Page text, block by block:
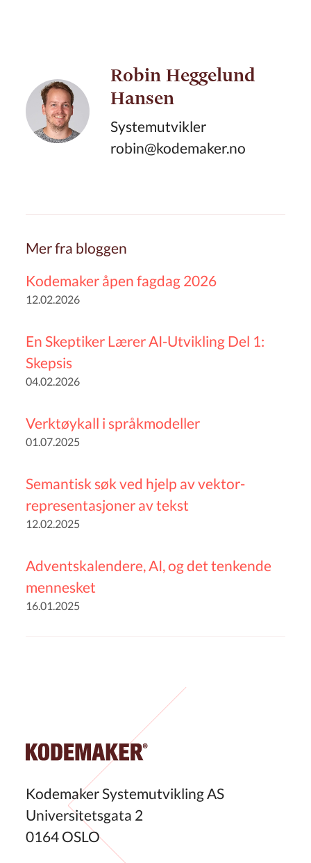
Robin Heggelund
Hansen
Systemutvikler
robin@kodemaker.no
Mer fra bloggen
Kodemaker åpen fagdag 2026
12.02.2026
En Skeptiker Lærer AI-Utvikling Del 1:
Skepsis
04.02.2026
Verktøykall i språkmodeller
01.07.2025
Semantisk søk ved hjelp av vektor-
representasjoner av tekst
12.02.2025
Adventskalendere, AI, og det tenkende
mennesket
16.01.2025
Kodemaker Systemutvikling AS
Universitetsgata 2
0164 OSLO